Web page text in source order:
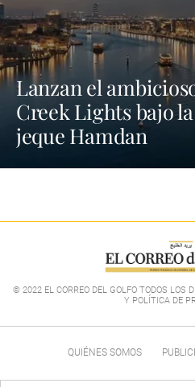
Lanzan el
Creek Lights bajo
jeque Hamdan
© 2022 EL CORREO DEL GOLFO TODOS LOS
Y POLÍTICA DE
QUIÉNES SOMOS